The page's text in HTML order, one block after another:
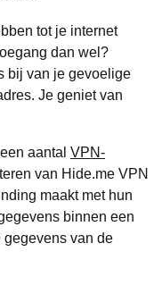
tot je internet
dan wel?
bij van je gevoelige
Je geniet van
aantal VPN-
van Hide.me VPN
maakt met hun
binnen een
gegevens van de